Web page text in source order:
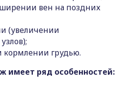
вен на поздних
(увеличении
кормлении грудью.
имеет ряд особенностей: